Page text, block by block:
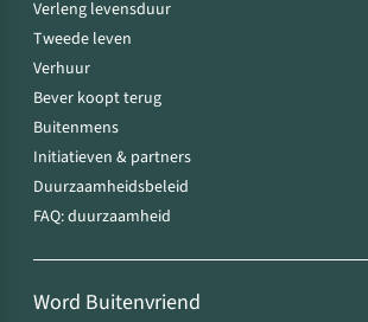
Verleng levensduur
Tweede leven
Verhuur
Bever koopt terug
Buitenmens
Initiatieven & partners
Duurzaamheidsbeleid
FAQ: duurzaamheid
Word Buitenvriend